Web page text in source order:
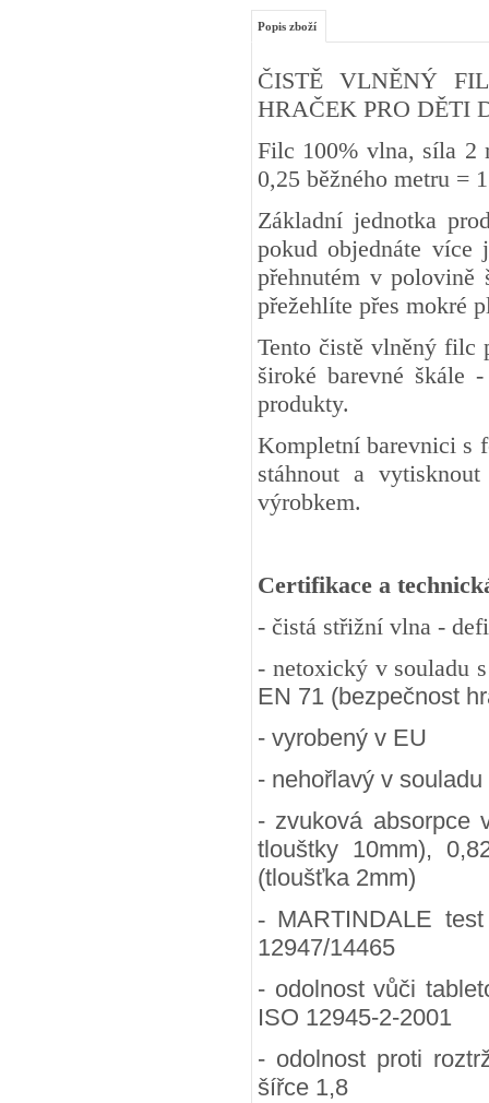
Popis zboží
ČISTĚ VLNĚNÝ
HRAČEK PRO DĚTI
Filc 100% vlna, síla 2
0,25 běžného metru
Základní jednotka
pokud objednáte více
přehnutém v
přežehlíte přes mokré
Tento čistě vlněný filc
široké barevné škále
produkty.
Kompletní barevnici s
stáhnout a
výrobkem.
Certifikace a
- čistá střižní vlna -
- netoxický v souladu
EN 71 (bezpečnost
- vyrobený v EU
- nehořlavý v
- zvuková absorpce
tlouštky 10mm),
(tloušťka 2mm)
- MARTINDALE
12947/14465
- odolnost vůči
ISO 12945-2-2001
- odolnost proti
šířce 1,8